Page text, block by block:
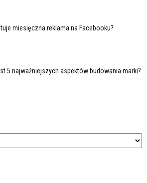
miesięczna reklama na Facebooku?
5 najważniejszych aspektów budowania marki?